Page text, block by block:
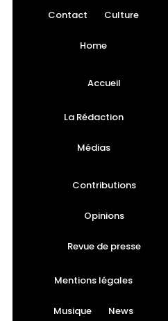
Contact Culture
Home
Accueil
La Rédaction
Médias
Contributions
Opinions
Revue de presse
Mentions légales
Musique News